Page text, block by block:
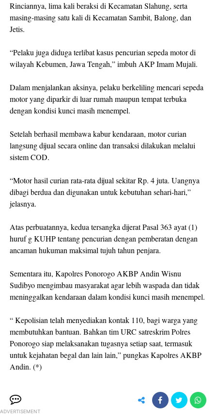
Rinciannya, lima kali beraksi di Kecamatan Slahung, serta
masing-masing satu kali di Kecamatan Sambit, Balong, dan
Jetis.
“Pelaku juga diduga terlibat kasus pencurian sepeda motor di
wilayah Kebumen, Jawa Tengah,” imbuh AKP Imam Mujali.
Dalam menjalankan aksinya, pelaku berkeliling mencari sepeda
motor yang diparkir di luar rumah maupun tempat terbuka
dengan kondisi kunci masih menempel.
Setelah berhasil membawa kabur kendaraan, motor curian
langsung dijual secara online dan transaksi dilakukan melalui
sistem COD.
“Motor hasil curian rata-rata dijual sekitar Rp. 4 juta. Uangnya
dibagi berdua dan digunakan untuk kebutuhan sehari-hari,”
jelasnya.
Atas perbuatannya, kedua tersangka dijerat Pasal 363 ayat (1)
huruf g KUHP tentang pencurian dengan pemberatan dengan
ancaman hukuman maksimal tujuh tahun penjara.
Sementara itu, Kapolres Ponorogo AKBP Andin Wisnu
Sudibyo mengimbau masyarakat agar lebih waspada dan tidak
meninggalkan kendaraan dalam kondisi kunci masih menempel.
“ Kepolisian telah menyediakan kontak 110, bagi warga yang
membutuhkan bantuan. Bahkan tim URC satreskrim Polres
Ponorogo siap melaksanakan tugasnya setiap saat, termasuk
untuk kejahatan begal dan lain lain,” pungkas Kapolres AKBP
Andin. (*)
ADVERTISEMENT